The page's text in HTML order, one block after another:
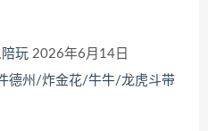
玩 2026年6月14日
德州/炸金花/牛牛/龙虎斗带